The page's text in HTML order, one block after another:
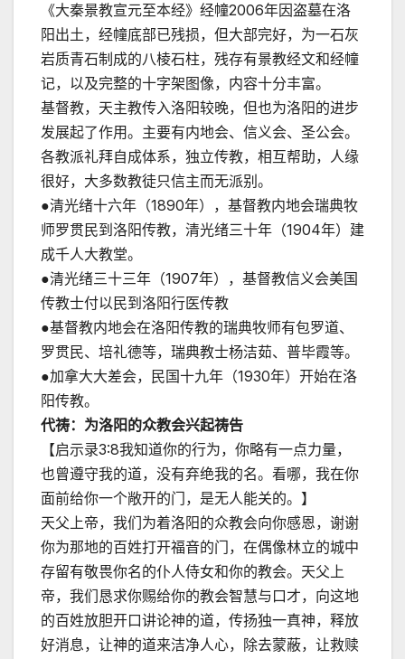
《大秦景教宣元至本经》经幢2006年因盗墓在洛
阳出土，经幢底部已残损，但大部完好，为一石灰
岩质青石制成的八棱石柱，残存有景教经文和经幢
记，以及完整的十字架图像，内容十分丰富。
基督教，天主教传入洛阳较晚，但也为洛阳的进步
发展起了作用。主要有内地会、信义会、圣公会。
各教派礼拜自成体系，独立传教，相互帮助，人缘
很好，大多数教徒只信主而无派别。
●清光绪十六年（1890年），基督教内地会瑞典牧
师罗贯民到洛阳传教，清光绪三十年（1904年）建
成千人大教堂。
●清光绪三十三年（1907年），基督教信义会美国
传教士付以民到洛阳行医传教
●基督教内地会在洛阳传教的瑞典牧师有包罗道、
罗贯民、培礼德等，瑞典教士杨洁茹、普毕霞等。
●加拿大大差会，民国十九年（1930年）开始在洛
阳传教。
代祷：为洛阳的众教会兴起祷告
【启示录3:8我知道你的行为，你略有一点力量，
也曾遵守我的道，没有弃绝我的名。看哪，我在你
面前给你一个敞开的门，是无人能关的。】
天父上帝，我们为着洛阳的众教会向你感恩，谢谢
你为那地的百姓打开福音的门，在偶像林立的城中
存留有敬畏你名的仆人侍女和你的教会。天父上
帝，我们恳求你赐给你的教会智慧与口才，向这地
的百姓放胆开口讲论神的道，传扬独一真神，释放
好消息，让神的道来洁净人心，除去蒙蔽，让救赎